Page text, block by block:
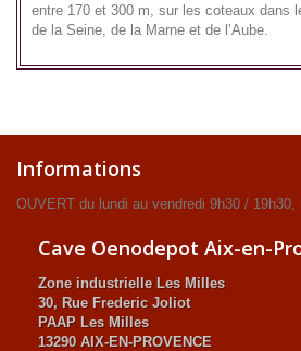
entre 170 et 300 m, sur les coteaux dans
de la Seine, de la Marne et de l’Aube.
Informations
OUVERT du lundi au vendredi 9h30 /
Cave Oenodepot Aix-en-
Zone industrielle Les Milles
30, Rue Frederic Joliot
PAAP Les Milles
13290 AIX-EN-PROVENCE